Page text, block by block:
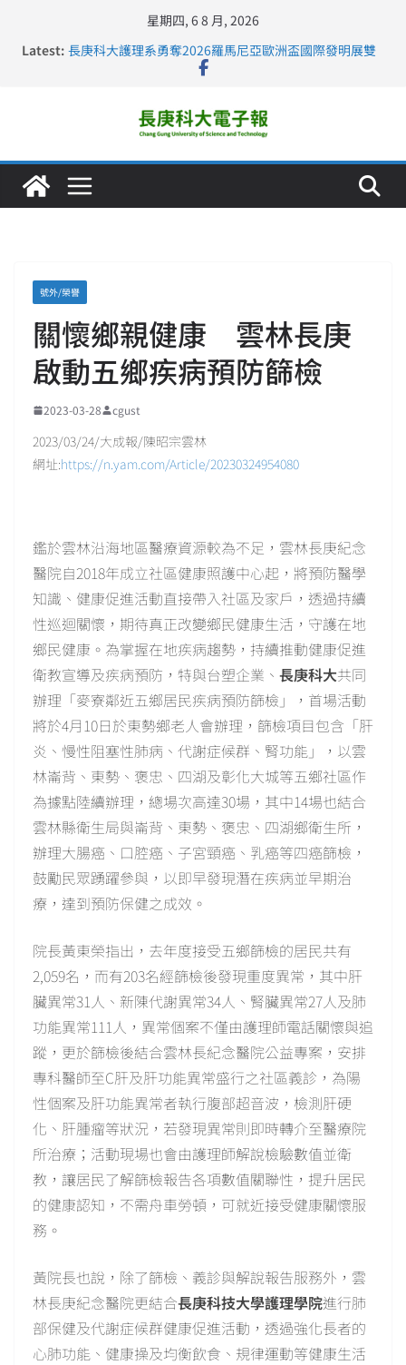
星期四, 6 8 月, 2026
Latest: 長庚科大護理系勇奪2026羅馬尼亞歐洲盃國際發明展雙
金牌暨雙特別獎 AI智慧照護與護理教育創新獲國際肯定
何重新設計大一年」
仁德醫專與長庚科大締結策略聯盟 培育護理尖兵
長庚科大連四年穩居《遠見》醫學大學第5名 辦學實力再
獲肯定
深化永續醫療 長庚科大攜菲、印頂尖大學跨國合作
號外/榮譽
關懷鄉親健康 雲林長庚
啟動五鄉疾病預防篩檢
2023-03-28 cgust
2023/03/24/大成報/陳昭宗雲林
網址:https://n.yam.com/Article/20230324954080
鑑於雲林沿海地區醫療資源較為不足，雲林長庚紀念
醫院自2018年成立社區健康照護中心起，將預防醫學
知識、健康促進活動直接帶入社區及家戶，透過持續
性巡迴關懷，期待真正改變鄉民健康生活，守護在地
鄉民健康。為掌握在地疾病趨勢，持續推動健康促進
衛教宣導及疾病預防，特與台塑企業、 長庚科大共同
辦理「麥寮鄰近五鄉居民疾病預防篩檢」，首場活動
將於4月10日於東勢鄉老人會辦理，篩檢項目包含「肝
炎、慢性阻塞性肺病、代謝症候群、腎功能」，以雲
林崙背、東勢、褒忠、四湖及彰化大城等五鄉社區作
為據點陸續辦理，總場次高達30場，其中14場也結合
雲林縣衛生局與崙背、東勢、褒忠、四湖鄉衛生所，
辦理大腸癌、口腔癌、子宮頸癌、乳癌等四癌篩檢，
鼓勵民眾踴躍參與，以即早發現潛在疾病並早期治
療，達到預防保健之成效。
院長黃東榮指出，去年度接受五鄉篩檢的居民共有
2,059名，而有203名經篩檢後發現重度異常，其中肝
臟異常31人、新陳代謝異常34人、腎臟異常27人及肺
功能異常111人，異常個案不僅由護理師電話關懷與追
蹤，更於篩檢後結合雲林長紀念醫院公益專案，安排
專科醫師至C肝及肝功能異常盛行之社區義診，為陽
性個案及肝功能異常者執行腹部超音波，檢測肝硬
化、肝腫瘤等狀況，若發現異常則即時轉介至醫療院
所治療；活動現場也會由護理師解說檢驗數值並衛
教，讓居民了解篩檢報告各項數值關聯性，提升居民
的健康認知，不需舟車勞頓，可就近接受健康關懷服
務。
黃院長也說，除了篩檢、義診與解說報告服務外，雲
林長庚紀念醫院更結合長庚科技大學護理學院進行肺
部保健及代謝症候群健康促進活動，透過強化長者的
心肺功能、健康操及均衡飲食、規律運動等健康生活